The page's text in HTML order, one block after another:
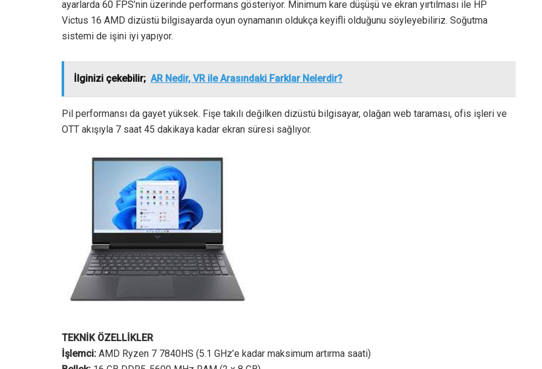
ayarlarda 60 FPS’nin üzerinde performans gösteriyor. Minimum kare düşüşü ve ekran yırtılması ile HP
Victus 16 AMD dizüstü bilgisayarda oyun oynamanın oldukça keyifli olduğunu söyleyebiliriz. Soğutma
sistemi de işini iyi yapıyor.
İlginizi çekebilir; AR Nedir, VR ile Arasındaki Farklar Nelerdir?
Pil performansı da gayet yüksek. Fişe takılı değilken dizüstü bilgisayar, olağan web taraması, ofis işleri ve
OTT akışıyla 7 saat 45 dakikaya kadar ekran süresi sağlıyor.
TEKNİK ÖZELLİKLER
İşlemci: AMD Ryzen 7 7840HS (5.1 GHz’e kadar maksimum artırma saati)